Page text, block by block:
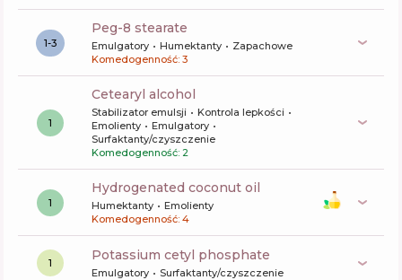
1-3
peg-8 stearate
Emulgatory Humektanty
Zapachowe
Komedogenność: 3
1
cetearyl alcohol
Stabilizator emulsji
Kontrola lepkości
Emolienty
Emulgatory
Surfaktanty/czyszczenie
Komedogenność: 2
1
hydrogenated coconut oil
Humektanty
Emolienty
Komedogenność: 4
1 potassium cetyl phosphate
Emulgatory Surfaktanty/czyszczenie